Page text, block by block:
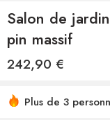
Salon de
pin massif
242,90 €
Plus de 3